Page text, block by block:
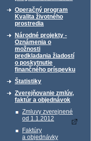
Operačný program
Kvalita životného
prostredia
Národné projekty -
Oznámenia o
možnosti
predkladania žiadostí
o poskytnutie
finančného príspevku
Štatistiky
Zverejňovanie zmlúv,
faktúr a objednávok
Zmluvy zverejnené
od 1.1.2012
Faktúry
a objednávky